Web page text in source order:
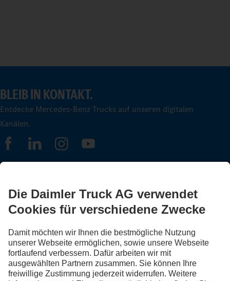
BLEIB IN KONTAKT.
Entdecke Mercedes-Benz Trucks auf unseren digitalen
Kanälen.
FOLLOW THE ROADSTARS.
Tausche jetzt Erfahrungen mit anderen Truckerinnen und
Truckern aus.
Steig ein